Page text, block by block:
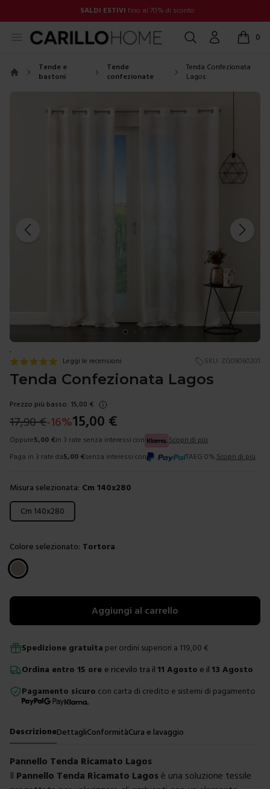
SALDI ESTIVI fino al 70% di sconto
Open menu Cerca Account 0
items
Tende e
bastoni
Tende
confezionate
Tenda Confezionata
Lagos
.
Leggi le recensioni SKU: ZG09060201
Tenda Confezionata Lagos
Prezzo più basso: 15,00 €
17,90€-16%15,00 €
Oppure5,00 €in 3 rate senza interessi con
Scopri di più
Paga in 3 rate da5,00 €senza interessi con TAEG 0%. Scopri di più
Misura selezionata: Cm 140x280
Scegli una misura
Cm 140x280
Colore selezionato: Tortora
Scegli un colore
Aggiungi al carrello
Spedizione gratuita per ordini superiori a 119,00 €
Ordina entro 15 ore e ricevilo tra il 11 Agosto e il 13 Agosto
Pagamento sicuro con carta di credito e sistemi di pagamento
DescrizioneDettagliConformitàCura e lavaggio
Pannello Tenda Ricamato Lagos
Il Pannello Tenda Ricamato Lagosè una soluzione tessile